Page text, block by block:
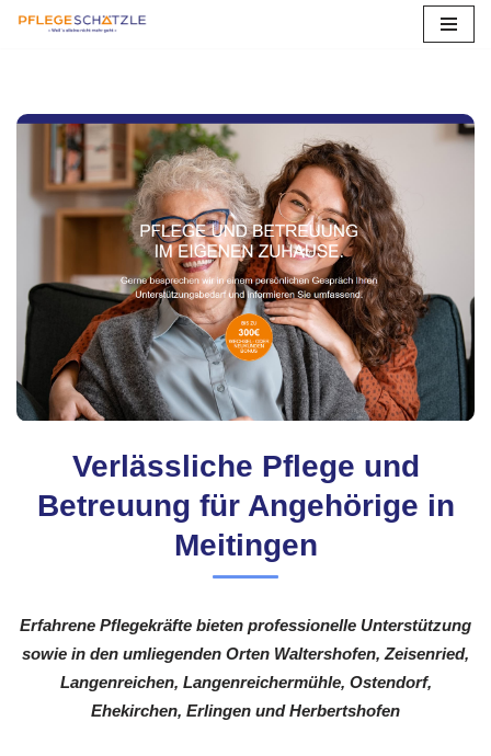
springen
Verlässliche Pflege und
Betreuung für Angehörige in
Meitingen
Erfahrene Pflegekräfte bieten professionelle Unterstützung
sowie in den umliegenden Orten Waltershofen, Zeisenried,
Langenreichen, Langenreichermühle, Ostendorf,
Ehekirchen, Erlingen und Herbertshofen